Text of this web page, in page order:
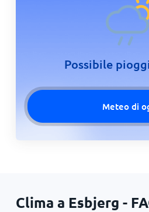
Possibile
Meteo di
Clima a Esbjerg -